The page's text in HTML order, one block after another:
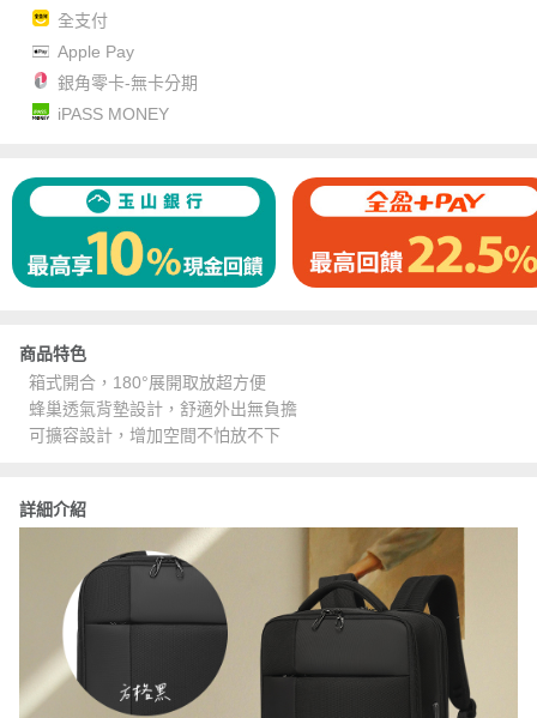
全支付
Apple Pay
銀角零卡-無卡分期
iPASS MONEY
商品特色
箱式開合，180°展開取放超方便
蜂巢透氣背墊設計，舒適外出無負擔
可擴容設計，增加空間不怕放不下
詳細介紹